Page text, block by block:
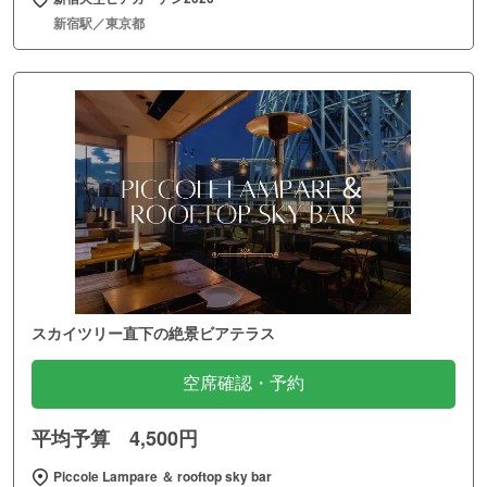
新宿駅／東京都
スカイツリー直下の絶景ビアテラス
空席確認・予約
平均予算 4,500円
Piccole Lampare ＆ rooftop sky bar